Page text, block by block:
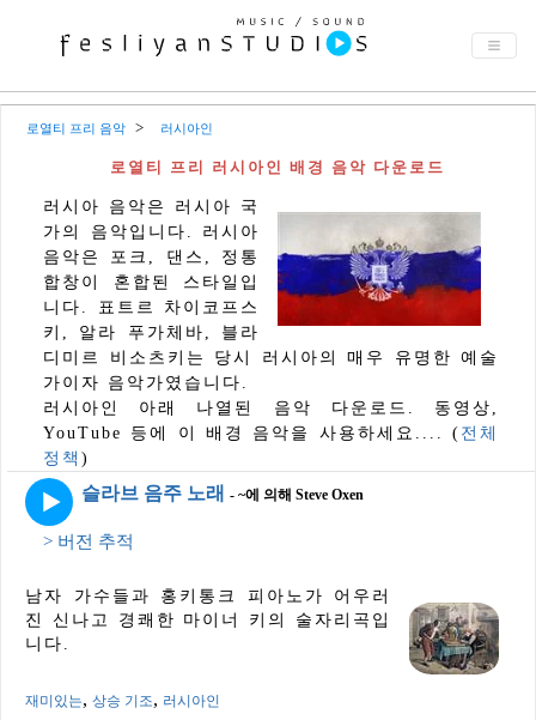
로열티 프리 음악 러시아인
로열티 프리 러시아인 배경 음악 다운로드
러시아 음악은 러시아 국
가의 음악입니다. 러시아
음악은 포크, 댄스, 정통
합창이 혼합된 스타일입
니다. 표트르 차이코프스
키, 알라 푸가체바, 블라
디미르 비소츠키는 당시 러시아의 매우 유명한 예술
가이자 음악가였습니다.
러시아인 아래 나열된 음악 다운로드. 동영상,
YouTube 등에 이 배경 음악을 사용하세요.... ( 전체
정책 )
슬라브 음주 노래 - ~에 의해 Steve Oxen
> 버전 추적
남자 가수들과 홍키통크 피아노가 어우러
진 신나고 경쾌한 마이너 키의 술자리곡입
니다.
재미있는, 상승 기조, 러시아인